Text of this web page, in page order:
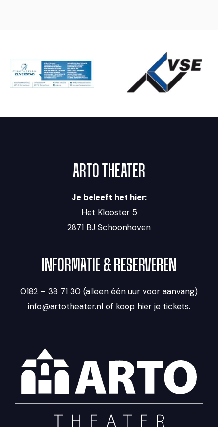
ARTO THEATER
Je beleeft het hier:
Het Klooster 5
2871 BJ Schoonhoven
INFORMATIE & RESERVEREN
0182 – 38 71 30 (alleen één uur voor aanvang)
info@artotheater.nl of koop hier je tickets.